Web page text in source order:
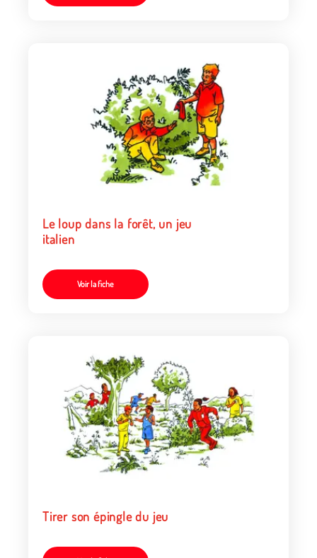
Le loup dans la forêt, un jeu
italien
Voir la fiche
Tirer son épingle du jeu